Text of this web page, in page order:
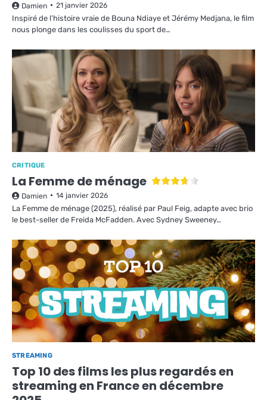
Damien 21 janvier 2026
Inspiré de l’histoire vraie de Bouna Ndiaye et Jérémy Medjana, le film
nous plonge dans les coulisses du sport de…
CRITIQUE
La Femme de ménage
Damien 14 janvier 2026
La Femme de ménage (2025), réalisé par Paul Feig, adapte avec brio
le best-seller de Freida McFadden. Avec Sydney Sweeney…
STREAMING
Top 10 des films les plus regardés en
streaming en France en décembre